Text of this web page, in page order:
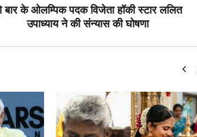
बार के ओलम्पिक पदक विजेता हॉकी स्टार ललित
उपाध्याय ने की संन्यास की घोषणा